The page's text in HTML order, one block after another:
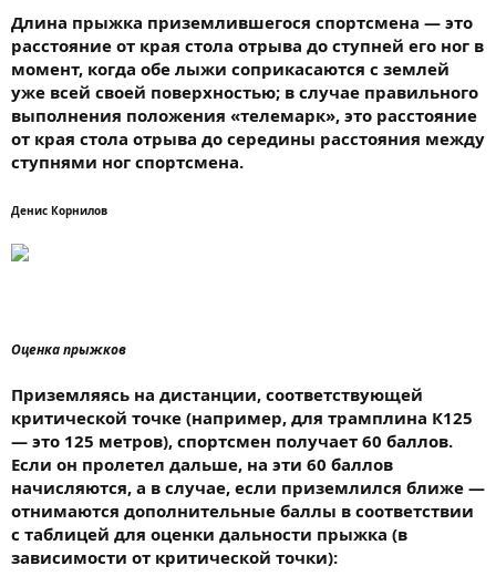
Длина прыжка приземлившегося спортсмена — это
расстояние от края стола отрыва до ступней его ног в
момент, когда обе лыжи соприкасаются с землей
уже всей своей поверхностью; в случае правильного
выполнения положения «телемарк», это расстояние
от края стола отрыва до середины расстояния между
ступнями ног спортсмена.
Денис Корнилов
Оценка прыжков
Приземляясь на дистанции, соответствующей
критической точке (например, для трамплина К125
— это 125 метров), спортсмен получает 60 баллов.
Если он пролетел дальше, на эти 60 баллов
начисляются, а в случае, если приземлился ближе —
отнимаются дополнительные баллы в соответствии
с таблицей для оценки дальности прыжка (в
зависимости от критической точки):